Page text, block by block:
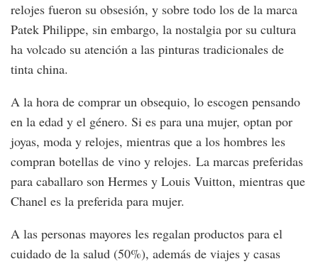
relojes fueron su obsesión, y sobre todo los de la marca
Patek Philippe, sin embargo, la nostalgia por su cultura
ha volcado su atención a las pinturas tradicionales de
tinta china.
A la hora de comprar un obsequio, lo escogen pensando
en la edad y el género. Si es para una mujer, optan por
joyas, moda y relojes, mientras que a los hombres les
compran botellas de vino y relojes. La marcas preferidas
para caballaro son Hermes y Louis Vuitton, mientras que
Chanel es la preferida para mujer.
A las personas mayores les regalan productos para el
cuidado de la salud (50%), además de viajes y casas